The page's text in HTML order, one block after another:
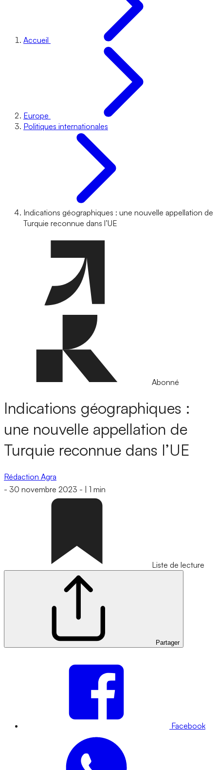
Accueil
Europe
Politiques internationales
Indications géographiques : une nouvelle appellation de
Turquie reconnue dans l’UE
Abonné
Indications géographiques :
une nouvelle appellation de
Turquie reconnue dans l’UE
Rédaction Agra
- 30 novembre 2023 - 1 min
Liste de lecture
Partager
Facebook